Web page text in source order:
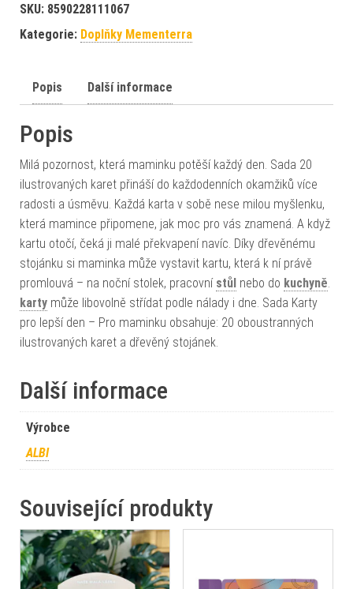
SKU: 8590228111067
Kategorie: Doplňky Mementerra
Popis Další informace
Popis
Milá pozornost, která maminku potěší každý den. Sada 20
ilustrovaných karet přináší do každodenních okamžiků více
radosti a úsměvu. Každá karta v sobě nese milou myšlenku,
která mamince připomene, jak moc pro vás znamená. A když
kartu otočí, čeká ji malé překvapení navíc. Díky dřevěnému
stojánku si maminka může vystavit kartu, která k ní právě
promlouvá – na noční stolek, pracovní stůl nebo do kuchyně
karty může libovolně střídat podle nálady i dne. Sada Karty
pro lepší den – Pro maminku obsahuje: 20 oboustranných
ilustrovaných karet a dřevěný stojánek.
Další informace
Výrobce
ALBI
Související produkty